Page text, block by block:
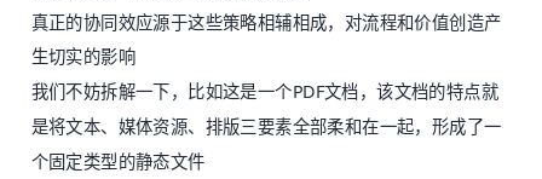
真正的协同效应源于这些策略相辅相成，对流程和价值创造产
生切实的影响
我们不妨拆解一下，比如这是一个PDF文档，该文档的特点就
是将文本、媒体资源、排版三要素全部柔和在一起，形成了一
个固定类型的静态文件